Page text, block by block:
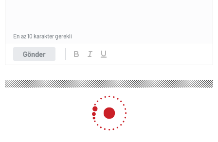
Gönder
En az 10 karakter gerekli